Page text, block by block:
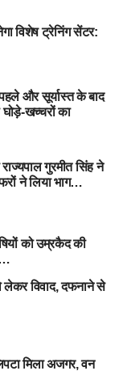
विशेष ट्रेनिंग सेंटर:
और सूर्यास्त के बाद
घोड़े-खच्चरों का
गुरमीत सिंह ने
ने लिया भाग…
को उम्रकैद की
लेकर विवाद, दफनाने से
मिला अजगर, वन